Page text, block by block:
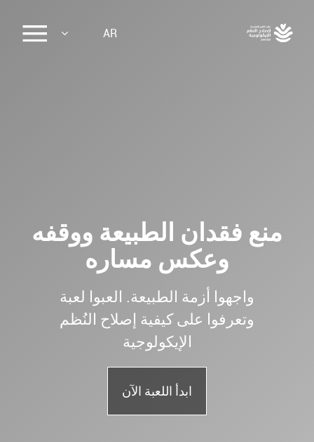
AR
منع فقدان الطبيعة ووقفه
وعكس مساره
واجهوا أزمة الطبيعة. العبوا لعبة
وتعرفوا على كيفية إصلاح النُظم
الإيكولوجية
ابدأ اللعبة الآن